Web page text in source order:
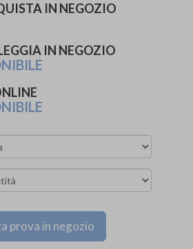
IN NEGOZIO
IN NEGOZIO
prova in negozio